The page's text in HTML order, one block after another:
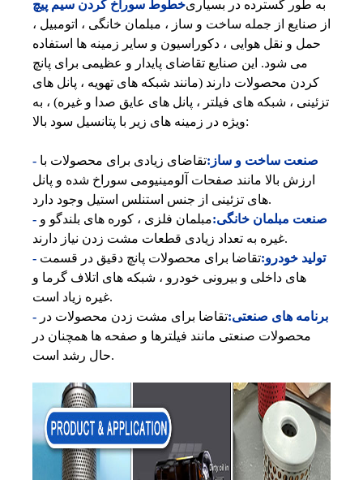
خطوط سوراخ کردن سیم پیچبه طور گسترده در بسیاری
از صنایع از جمله ساخت و ساز ، مبلمان خانگی ، اتومبیل ،
حمل و نقل هوایی ، دکوراسیون و سایر زمینه ها استفاده
می شود. این صنایع تقاضای پایدار و عظیمی برای پانچ
کردن محصولات دارند (مانند شبکه های تهویه ، پانل های
تزئینی ، شبکه های فیلتر ، پانل های عایق صدا و غیره) ، به
ویژه در زمینه های زیر با پتانسیل سود بالا:
- صنعت ساخت و ساز:تقاضای زیادی برای محصولات با
ارزش بالا مانند صفحات آلومینیومی سوراخ شده و پانل
های تزئینی از جنس استنلس استیل وجود دارد.
- صنعت مبلمان خانگی:مبلمان فلزی ، کوره های بلندگو و
غیره به تعداد زیادی قطعات مشت زدن نیاز دارند.
- تولید خودرو:تقاضا برای محصولات پانچ دقیق در قسمت
های داخلی و بیرونی خودرو ، شبکه های اتلاف گرما و
غیره زیاد است.
- برنامه های صنعتی:تقاضا برای مشت زدن محصولات در
محصولات صنعتی مانند فیلترها و صفحه ها همچنان در
حال رشد است.